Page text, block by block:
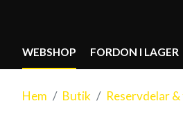
WEBSHOP FORDON I LAGER
Hem Butik Reservdelar